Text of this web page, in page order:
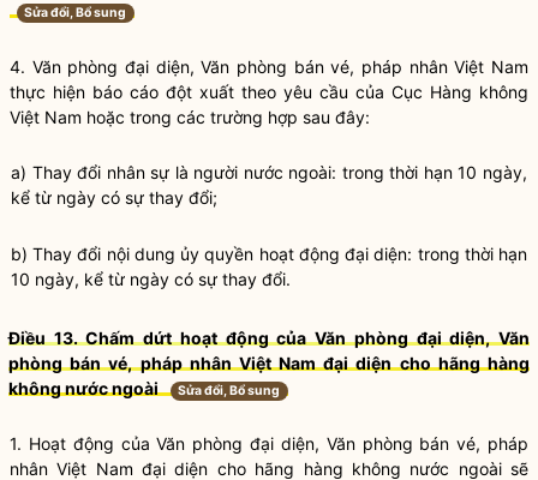
Sửa đổi, Bổ sung
4. Văn phòng đại diện, Văn phòng bán vé, pháp nhân Việt Nam
thực hiện báo cáo đột xuất theo yêu cầu của Cục Hàng không
Việt Nam hoặc trong các trường hợp sau đây:
a) Thay đổi nhân sự là người nước ngoài: trong thời hạn 10 ngày,
kể từ ngày có sự thay đổi;
b) Thay đổi nội dung ủyquyền hoạt động đại diện: trong thời hạn
10 ngày, kể từ ngày có sự thay đổi.
Điều 13. Chấm dứt hoạt động của Văn phòng đại diện, Văn
phòng bán vé, pháp nhân Việt Nam đại diện cho hãng hàng
không nước ngoài
Sửa đổi, Bổ sung
1. Hoạt động của Văn phòng đại diện, Văn phòng bán vé, pháp
nhân Việt Nam đại diện cho hãng hàng không nước ngoài sẽ